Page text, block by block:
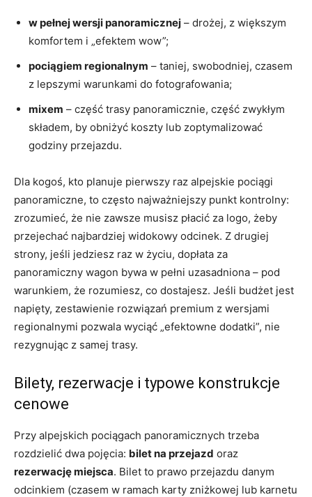
w pełnej wersji panoramicznej – drożej, z większym
komfortem i „efektem wow”;
pociągiem regionalnym – taniej, swobodniej, czasem
z lepszymi warunkami do fotografowania;
mixem – część trasy panoramicznie, część zwykłym
składem, by obniżyć koszty lub zoptymalizować
godziny przejazdu.
Dla kogoś, kto planuje pierwszy raz alpejskie pociągi
panoramiczne, to często najważniejszy punkt kontrolny:
zrozumieć, że nie zawsze musisz płacić za logo, żeby
przejechać najbardziej widokowy odcinek. Z drugiej
strony, jeśli jedziesz raz w życiu, dopłata za
panoramiczny wagon bywa w pełni uzasadniona – pod
warunkiem, że rozumiesz, co dostajesz. Jeśli budżet jest
napięty, zestawienie rozwiązań premium z wersjami
regionalnymi pozwala wyciąć „efektowne dodatki”, nie
rezygnując z samej trasy.
Bilety, rezerwacje i typowe konstrukcje
cenowe
Przy alpejskich pociągach panoramicznych trzeba
rozdzielić dwa pojęcia: bilet na przejazd oraz
rezerwację miejsca. Bilet to prawo przejazdu danym
odcinkiem (czasem w ramach karty zniżkowej lub karnetu